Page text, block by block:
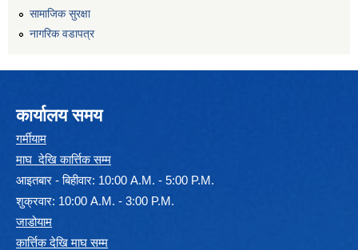
सामाजिक सुरक्षा
नागरिक वडापत्र
कार्यालय समय
गर्मीयाम
माघ देखि कार्त्तिक सम्म
आइतबार - बिहीवार: 10:00 A.M. - 5:00 P.M.
शुक्रवार: 10:00 A.M. - 3:00 P.M.
जाडोयाम
कार्त्तिक देखि माघ सम्म